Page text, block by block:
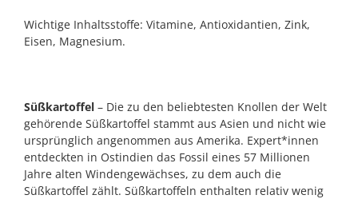
Wichtige Inhaltsstoffe: Vitamine, Antioxidantien, Zink,
Eisen, Magnesium.
Süßkartoffel – Die zu den beliebtesten Knollen der Welt
gehörende Süßkartoffel stammt aus Asien und nicht wie
ursprünglich angenommen aus Amerika. Expert*innen
entdeckten in Ostindien das Fossil eines 57 Millionen
Jahre alten Windengewächses, zu dem auch die
Süßkartoffel zählt. Süßkartoffeln enthalten relativ wenig